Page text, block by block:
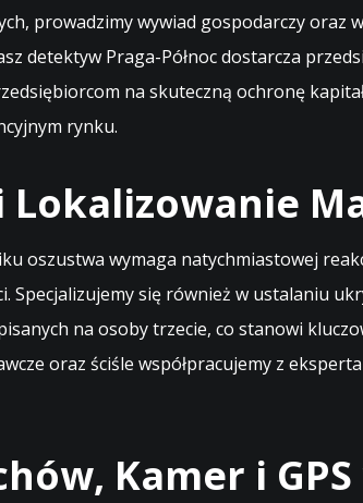
prowadzimy wywiad gospodarczy oraz
detektyw Praga-Północ dostarcza
na skuteczną ochronę
rynku.
Lokalizowanie
oszustwa wymaga natychmiastowej
Specjalizujemy się również w ustalaniu
na osoby trzecie, co stanowi
oraz ściśle współpracujemy z
Kamer i